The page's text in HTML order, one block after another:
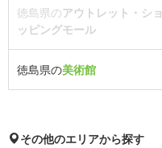
徳島県のアウトレット・ショ
ッピングモール
徳島県の美術館
その他のエリアから探す